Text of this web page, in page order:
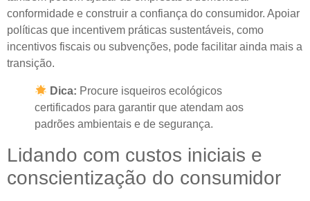
conformidade e construir a confiança do consumidor. Apoiar
políticas que incentivem práticas sustentáveis, como
incentivos fiscais ou subvenções, pode facilitar ainda mais a
transição.
Dica: Procure isqueiros ecológicos
certificados para garantir que atendam aos
padrões ambientais e de segurança.
Lidando com custos iniciais e
conscientização do consumidor